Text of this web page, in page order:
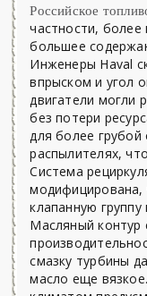
Российское
частности, более
большее
Инженеры Haval
впрыском и угол
двигатели могли
без потери
для более грубой
распылителях,
Система
модифицирована,
клапанную
Масляный контур
смазку турбины
масло еще